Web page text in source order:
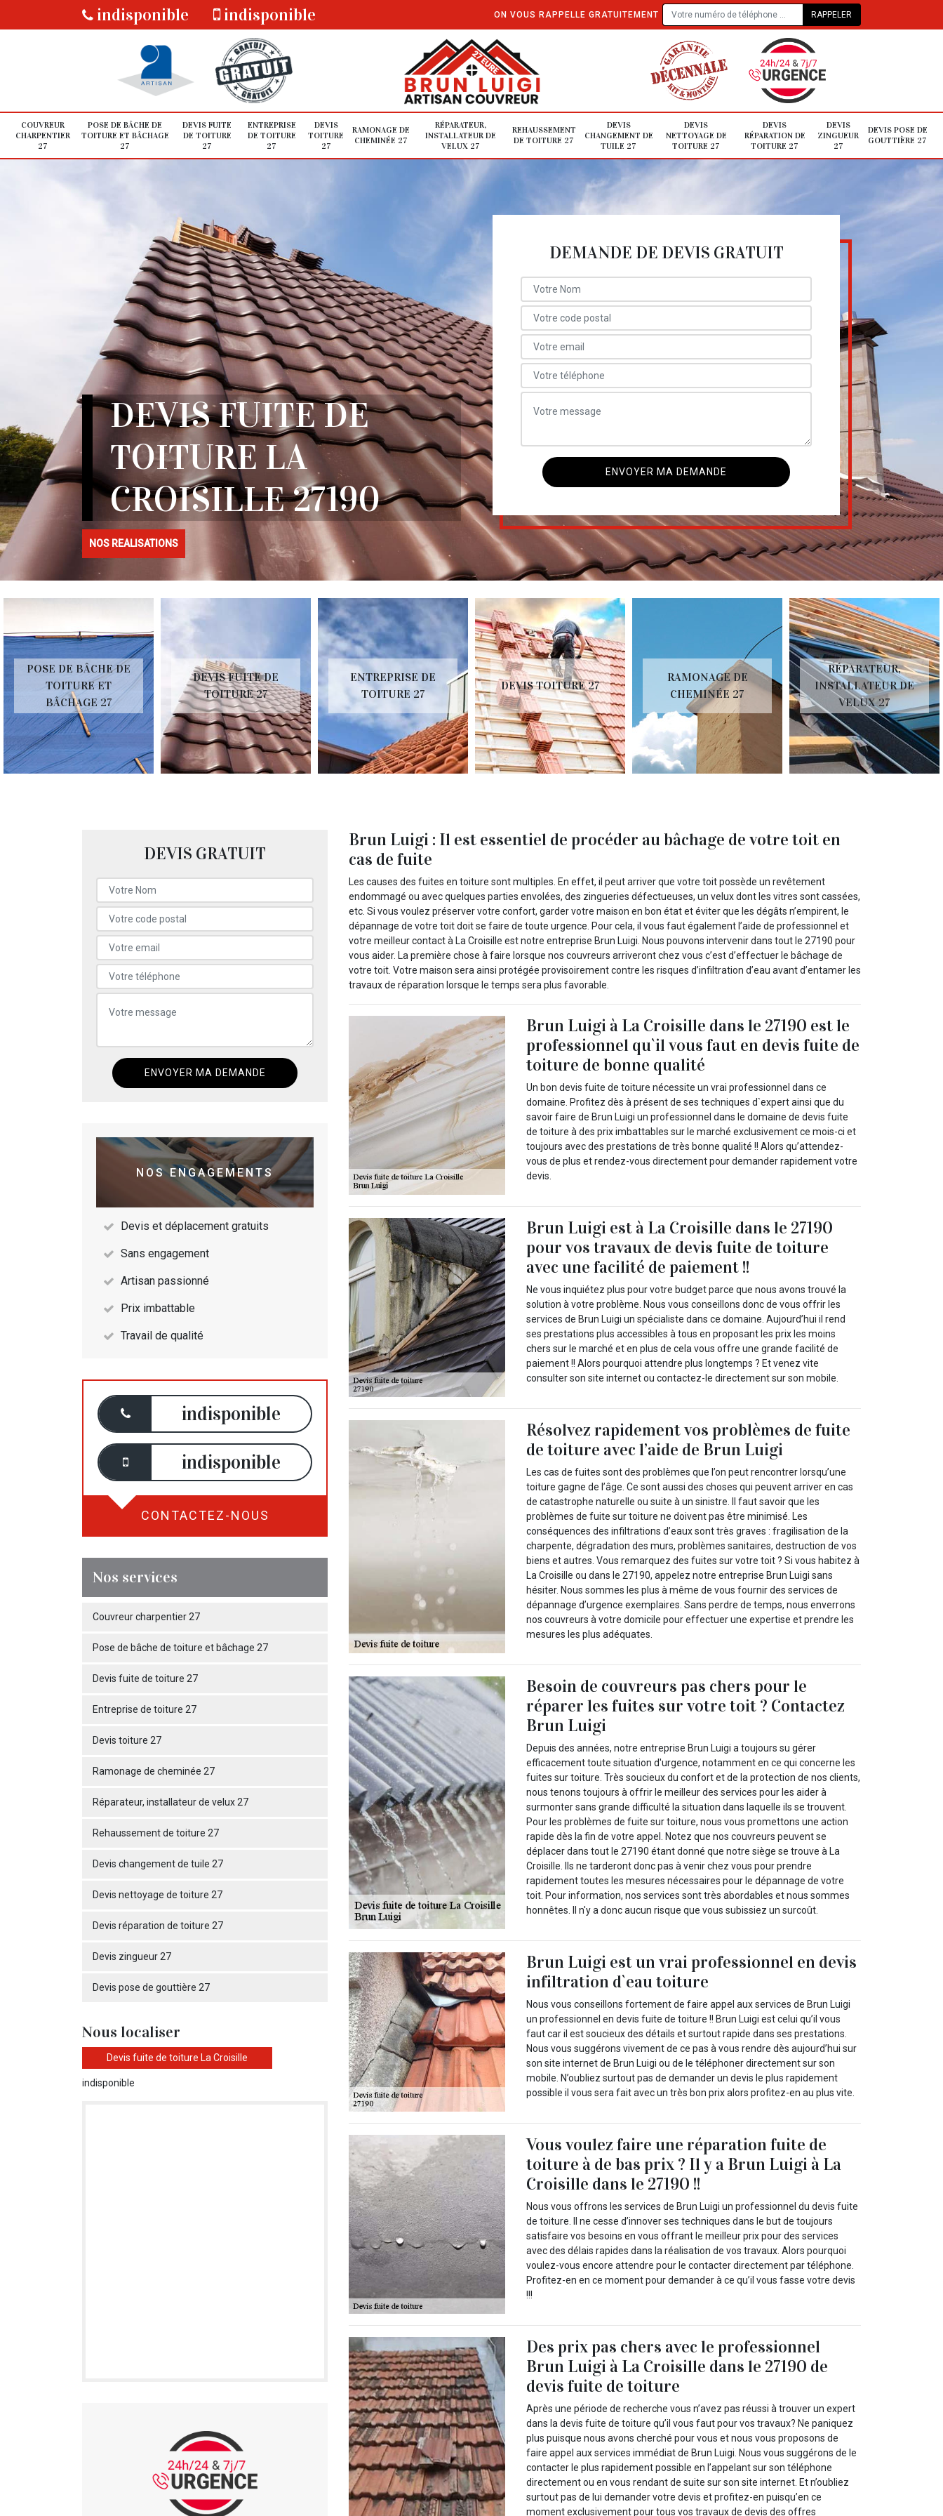
indisponible indisponible ON VOUS RAPPELLE GRATUITEMENT
COUVREUR
CHARPENTIER
27
POSE DE BÂCHE DE
TOITURE ET BÂCHAGE
27
DEVIS FUITE
DE TOITURE
27
ENTREPRISE
DE TOITURE
27
DEVIS
TOITURE
27
RAMONAGE DE
CHEMINÉE 27
RÉPARATEUR,
INSTALLATEUR DE
VELUX 27
REHAUSSEMENT
DE TOITURE 27
DEVIS
CHANGEMENT DE
TUILE 27
DEVIS
NETTOYAGE DE
TOITURE 27
DEVIS
RÉPARATION DE
TOITURE 27
DEVIS
ZINGUEUR
27
DEVIS POSE DE
GOUTTIÈRE 27
DEVIS FUITE DE
TOITURE LA
CROISILLE 27190
NOS REALISATIONS
DEMANDE DE DEVIS GRATUIT
POSE DE BÂCHE DE
TOITURE ET
BÂCHAGE 27
DEVIS FUITE DE
TOITURE 27
ENTREPRISE DE
TOITURE 27
DEVIS TOITURE 27
RAMONAGE DE
CHEMINÉE 27
RÉPARATEUR,
INSTALLATEUR DE
VELUX 27
DEVIS GRATUIT
NOS ENGAGEMENTS
Devis et déplacement gratuits
Sans engagement
Artisan passionné
Prix imbattable
Travail de qualité
indisponible
indisponible
CONTACTEZ-NOUS
Nos services
Couvreur charpentier 27
Pose de bâche de toiture et bâchage 27
Devis fuite de toiture 27
Entreprise de toiture 27
Devis toiture 27
Ramonage de cheminée 27
Réparateur, installateur de velux 27
Rehaussement de toiture 27
Devis changement de tuile 27
Devis nettoyage de toiture 27
Devis réparation de toiture 27
Devis zingueur 27
Devis pose de gouttière 27
Nous localiser
Devis fuite de toiture La Croisille
indisponible
Brun Luigi : Il est essentiel de procéder au bâchage de votre toit en
cas de fuite
Les causes des fuites en toiture sont multiples. En effet, il peut arriver que votre toit possède un revêtement
endommagé ou avec quelques parties envolées, des zingueries défectueuses, un velux dont les vitres sont cassées,
etc. Si vous voulez préserver votre confort, garder votre maison en bon état et éviter que les dégâts n’empirent, le
dépannage de votre toit doit se faire de toute urgence. Pour cela, il vous faut également l’aide de professionnel et
votre meilleur contact à La Croisille est notre entreprise Brun Luigi. Nous pouvons intervenir dans tout le 27190 pour
vous aider. La première chose à faire lorsque nos couvreurs arriveront chez vous c’est d’effectuer le bâchage de
votre toit. Votre maison sera ainsi protégée provisoirement contre les risques d’infiltration d’eau avant d’entamer les
travaux de réparation lorsque le temps sera plus favorable.
Brun Luigi à La Croisille dans le 27190 est le
professionnel qu`il vous faut en devis fuite de
toiture de bonne qualité
Un bon devis fuite de toiture nécessite un vrai professionnel dans ce
domaine. Profitez dès à présent de ses techniques d`expert ainsi que du
savoir faire de Brun Luigi un professionnel dans le domaine de devis fuite
de toiture à des prix imbattables sur le marché exclusivement ce mois-ci et
toujours avec des prestations de très bonne qualité !! Alors qu’attendez-
vous de plus et rendez-vous directement pour demander rapidement votre
devis.
Brun Luigi est à La Croisille dans le 27190
pour vos travaux de devis fuite de toiture
avec une facilité de paiement !!
Ne vous inquiétez plus pour votre budget parce que nous avons trouvé la
solution à votre problème. Nous vous conseillons donc de vous offrir les
services de Brun Luigi un spécialiste dans ce domaine. Aujourd’hui il rend
ses prestations plus accessibles à tous en proposant les prix les moins
chers sur le marché et en plus de cela vous offre une grande facilité de
paiement !! Alors pourquoi attendre plus longtemps ? Et venez vite
consulter son site internet ou contactez-le directement sur son mobile.
Résolvez rapidement vos problèmes de fuite
de toiture avec l’aide de Brun Luigi
Les cas de fuites sont des problèmes que l’on peut rencontrer lorsqu’une
toiture gagne de l’âge. Ce sont aussi des choses qui peuvent arriver en cas
de catastrophe naturelle ou suite à un sinistre. Il faut savoir que les
problèmes de fuite sur toiture ne doivent pas être minimisé. Les
conséquences des infiltrations d’eaux sont très graves : fragilisation de la
charpente, dégradation des murs, problèmes sanitaires, destruction de vos
biens et autres. Vous remarquez des fuites sur votre toit ? Si vous habitez à
La Croisille ou dans le 27190, appelez notre entreprise Brun Luigi sans
hésiter. Nous sommes les plus à même de vous fournir des services de
dépannage d’urgence exemplaires. Sans perdre de temps, nous enverrons
nos couvreurs à votre domicile pour effectuer une expertise et prendre les
mesures les plus adéquates.
Besoin de couvreurs pas chers pour le
réparer les fuites sur votre toit ? Contactez
Brun Luigi
Depuis des années, notre entreprise Brun Luigi a toujours su gérer
efficacement toute situation d'urgence, notamment en ce qui concerne les
fuites sur toiture. Très soucieux du confort et de la protection de nos clients,
nous tenons toujours à offrir le meilleur des services pour les aider à
surmonter sans grande difficulté la situation dans laquelle ils se trouvent.
Pour les problèmes de fuite sur toiture, nous vous promettons une action
rapide dès la fin de votre appel. Notez que nos couvreurs peuvent se
déplacer dans tout le 27190 étant donné que notre siège se trouve à La
Croisille. Ils ne tarderont donc pas à venir chez vous pour prendre
rapidement toutes les mesures nécessaires pour le dépannage de votre
toit. Pour information, nos services sont très abordables et nous sommes
honnêtes. Il n'y a donc aucun risque que vous subissiez un surcoût.
Brun Luigi est un vrai professionnel en devis
infiltration d`eau toiture
Nous vous conseillons fortement de faire appel aux services de Brun Luigi
un professionnel en devis fuite de toiture !! Brun Luigi est celui qu’il vous
faut car il est soucieux des détails et surtout rapide dans ses prestations.
Nous vous suggérons vivement de ce pas à vous rendre dès aujourd’hui sur
son site internet de Brun Luigi ou de le téléphoner directement sur son
mobile. N’oubliez surtout pas de demander un devis le plus rapidement
possible il vous sera fait avec un très bon prix alors profitez-en au plus vite.
Vous voulez faire une réparation fuite de
toiture à de bas prix ? Il y a Brun Luigi à La
Croisille dans le 27190 !!
Nous vous offrons les services de Brun Luigi un professionnel du devis fuite
de toiture. Il ne cesse d’innover ses techniques dans le but de toujours
satisfaire vos besoins en vous offrant le meilleur prix pour des services
avec des délais rapides dans la réalisation de vos travaux. Alors pourquoi
voulez-vous encore attendre pour le contacter directement par téléphone.
Profitez-en en ce moment pour demander à ce qu’il vous fasse votre devis
!!!
Des prix pas chers avec le professionnel
Brun Luigi à La Croisille dans le 27190 de
devis fuite de toiture
Après une période de recherche vous n’avez pas réussi à trouver un expert
dans la devis fuite de toiture qu’il vous faut pour vos travaux? Ne paniquez
plus puisque nous avons cherché pour vous et nous vous proposons de
faire appel aux services immédiat de Brun Luigi. Nous vous suggérons de le
contacter le plus rapidement possible en l’appelant sur son téléphone
directement ou en vous rendant de suite sur son site internet. Et n’oubliez
surtout pas de lui demander votre devis et profitez-en puisqu’en ce
moment exclusivement pour tous vos travaux de devis des offres